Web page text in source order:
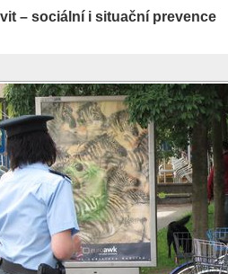
– sociální i situační prevence